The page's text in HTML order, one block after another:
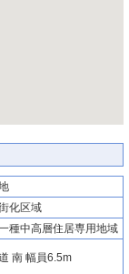
化区域
種中高層住居専用地域
南 幅員6.5m